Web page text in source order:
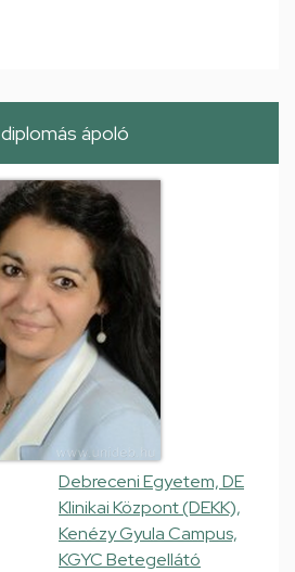
diplomás ápoló
Debreceni Egyetem, DE
Klinikai Központ (DEKK),
Kenézy Gyula Campus,
KGYC Betegellátó